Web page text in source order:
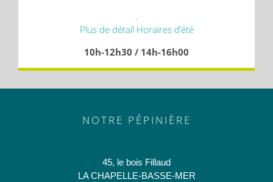
.
Plus de détail Horaires d’été
10h-12h30 / 14h-16h00
NOTRE PÉPINIÈRE
45, le bois Fillaud
LA CHAPELLE-BASSE-MER